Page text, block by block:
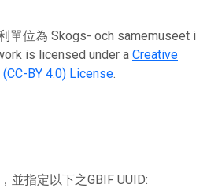
單位為 Skogs- och samemuseet i
is licensed under a Creative
BY 4.0) License.
並指定以下之GBIF UUID: